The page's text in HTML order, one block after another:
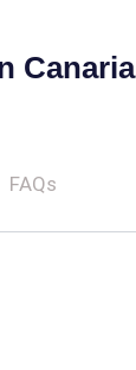
Canaria
FAQs